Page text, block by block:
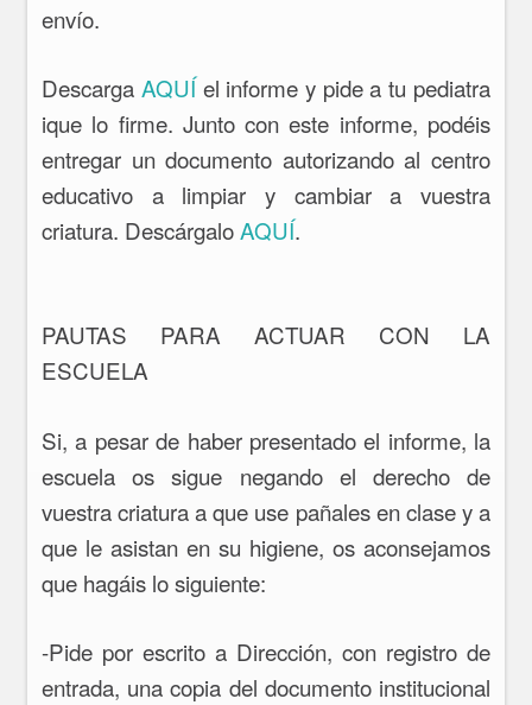
envío.
Descarga AQUÍel informe y pide a tu pediatra
ique lo firme. Junto con este informe, podéis
entregar un documento autorizando al centro
educativo a limpiar y cambiar a vuestra
criatura. DescárgaloAQUÍ.
PAUTAS PARA ACTUAR CON LA
ESCUELA
Si, a pesar de haber presentado el informe, la
escuela os sigue negando el derecho de
vuestra criatura a que use pañales en clase y a
que le asistan en su higiene, os aconsejamos
que hagáis lo siguiente:
-Pide por escrito a Dirección, con registro de
entrada, una copia del documento institucional